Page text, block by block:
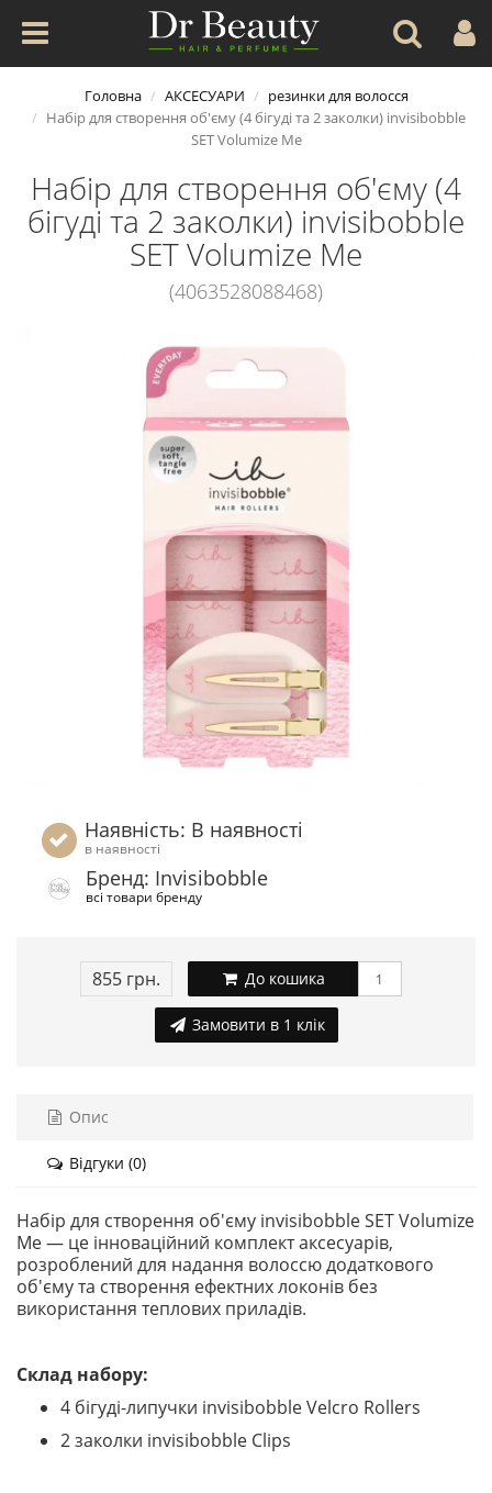
Головна АКСЕСУАРИ
резинки для волосся
Набір для створення об'єму (4 бігуді та 2 заколки) invisibobble
SET Volumize Me
Набір для створення об'єму (4
бігуді та 2 заколки) invisibobble
SET Volumize Me
(4063528088468)
Наявність: В наявності
в наявності
Бренд: Invisibobble
всі товари бренду
855 грн. До кошика
Замовити в 1 клік
Опис
Відгуки (0)
Набір для створення об'єму invisibobble SET Volumize
Me — це інноваційний комплект аксесуарів,
розроблений для надання волоссю додаткового
об'єму та створення ефектних локонів без
використання теплових приладів.
Склад набору:
4 бігуді-липучки invisibobble Velcro Rollers
2 заколки invisibobble Clips